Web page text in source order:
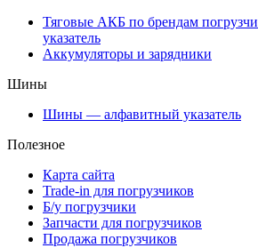
Тяговые АКБ по брендам
указатель
Аккумуляторы и зарядники
Шины
Шины — алфавитный указатель
Полезное
Карта сайта
Trade-in для погрузчиков
Б/у погрузчики
Запчасти для погрузчиков
Продажа погрузчиков